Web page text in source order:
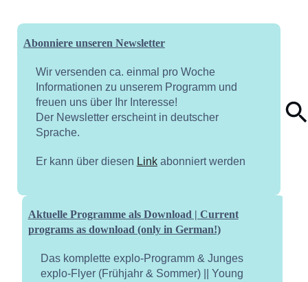
Abonniere unseren Newsletter
Wir versenden ca. einmal pro Woche
Informationen zu unserem Programm und
freuen uns über Ihr Interesse!
Der Newsletter erscheint in deutscher
Sprache.
Er kann über diesen Linkabonniert werden
Aktuelle Programme als Download | Current
programs as download (only in German!)
Das komplette explo-Programm & Junges
explo-Flyer (Frühjahr & Sommer) || Young